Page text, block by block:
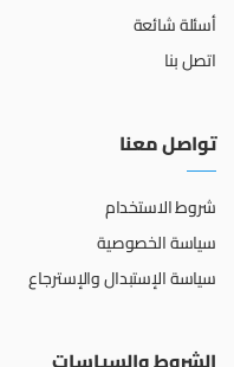
أسئلة شائعة
اتصل بنا
تواصل معنا
شروط الاستخدام
سياسة الخصوصية
سياسة الإستبدال والإسترجاع